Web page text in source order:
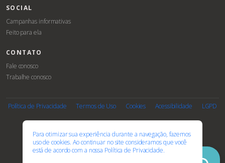
SOCIAL
Campanhas informativas
Feito para ela
CONTATO
Fale conosco
Trabalhe conosco
Política de Privacidade Termos de Uso Cookies Acessibilidade LGPD
Para otimizar sua experiência durante a navegação, fazemos
uso de cookies. Ao continuar no site consideramos que você
está de acordo com a nossa Política de Privacidade.